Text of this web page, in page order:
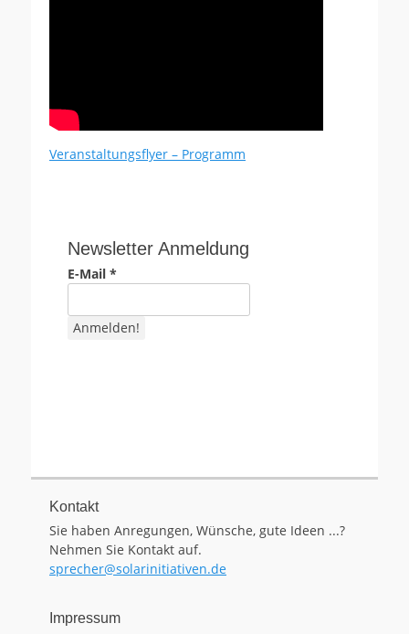
Veranstaltungsflyer – Programm
Newsletter Anmeldung
E-Mail *
Kontakt
Sie haben Anregungen, Wünsche, gute Ideen ...?
Nehmen Sie Kontakt auf.
sprecher@solarinitiativen.de
Impressum